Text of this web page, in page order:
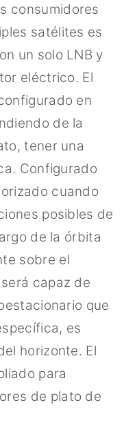
consumidores
satélites es
un solo LNB y
eléctrico. El
en
de la
tener una
Configurado
cuando
posibles de
de la órbita
sobre el
capaz de
que
es
horizonte. El
para
de plato de